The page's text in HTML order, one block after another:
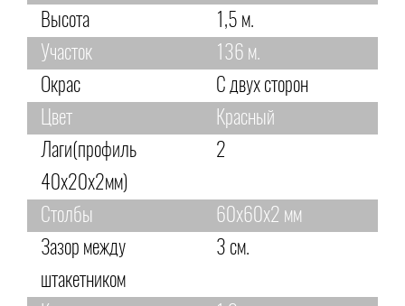
Высота
1,5 м.
Участок
136 м.
Окрас
С двух сторон
Цвет
Красный
Лаги(профиль
40х20х2мм)
2
Столбы
60х60х2 мм
Зазор между
штакетником
3 см.